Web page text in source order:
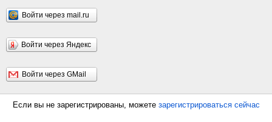
Войти через mail.ru
Войти через Яндекс
Войти через GMail
Если вы не зарегистрированы, можете зарегистрироваться сейчас